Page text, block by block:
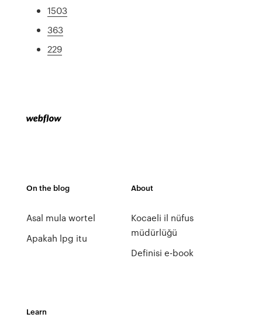
1503
363
229
On the blog
Asal mula wortel
Apakah lpg itu
About
Kocaeli il nüfus
müdürlüğü
Definisi e-book
Learn